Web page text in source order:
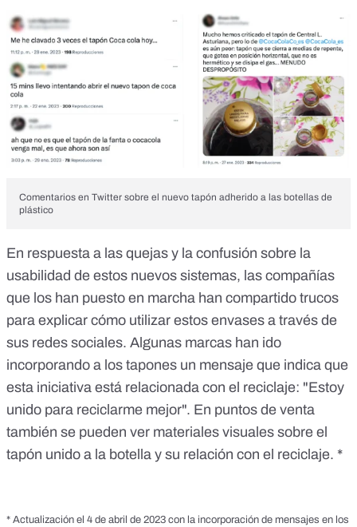
Comentarios en Twitter sobre el nuevo tapón adherido a las botellas de
plástico
En respuesta a las quejas y la confusión sobre la
usabilidad de estos nuevos sistemas, las compañías
que los han puesto en marcha han compartido trucos
para explicar cómo utilizar estos envases a través de
sus redes sociales. Algunas marcas han ido
incorporando a los tapones un mensaje que indica que
esta iniciativa está relacionada con el reciclaje: "Estoy
unido para reciclarme mejor". En puntos de venta
también se pueden ver materiales visuales sobre el
tapón unido a la botella y su relación con el reciclaje. *
* Actualización el 4 de abril de 2023 con la incorporación de mensajes en los